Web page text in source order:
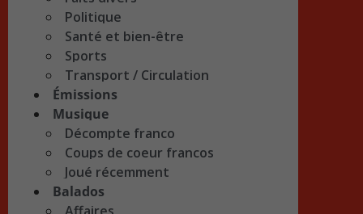
Politique
Santé et bien-être
Sports
Transport / Circulation
Émissions
Musique
Décompte franco
Coups de coeur francos
Joué récemment
Balados